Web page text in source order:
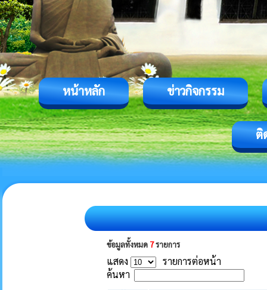
หน้าหลัก ข่าวกิจกรรม
ติ
ข้อมูลทั้งหมด 7รายการ
แสดง
รายการต่อหน้า
ค้นหา